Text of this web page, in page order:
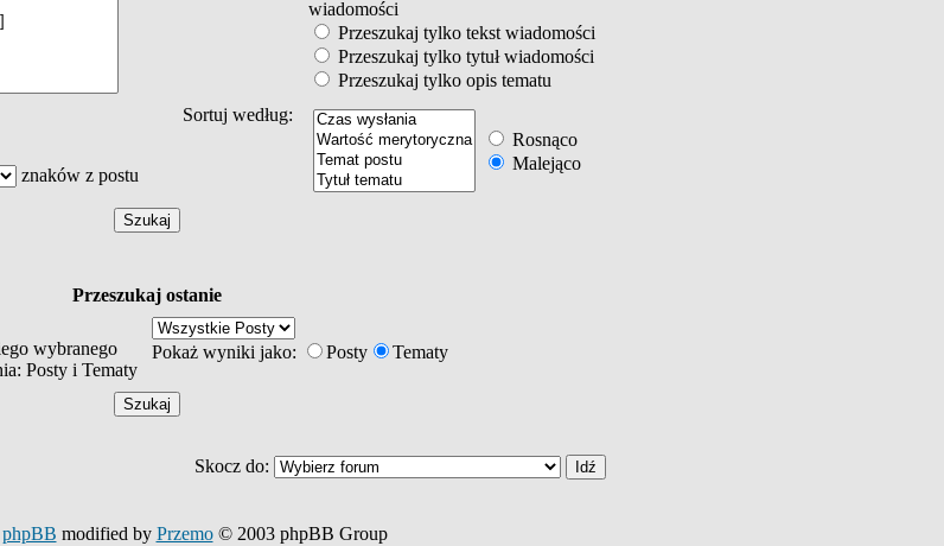
wiadomości
Przeszukaj tylko tekst wiadomości
Przeszukaj tylko tytuł wiadomości
Przeszukaj tylko opis tematu
Sortuj według:
Rosnąco
Malejąco
znaków z postu
Przeszukaj ostanie
wybranego
Posty i Tematy
Pokaż wyniki jako: Posty Tematy
Skocz do:
phpBB modified by Przemo© 2003 phpBB Group